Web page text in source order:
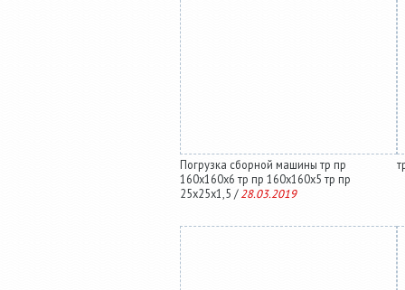
Погрузка сборной машины тр пр
160х160х6 тр пр 160х160х5 тр пр
25х25х1,5 / 28.03.2019